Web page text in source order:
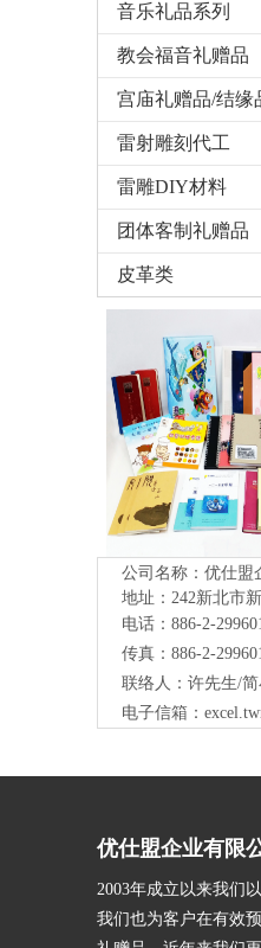
音乐礼品系列
教会福音礼赠品
宫庙礼赠品/结缘
雷射雕刻代工
雷雕DIY材料
团体客制礼赠品
皮革类
公司名称：优仕盟
地址：242新北市
电话：886-2-
传真：886-2-
联络人：许先生/简
电子信箱：
优仕盟企业有限
2003年成立以来我们
我们也为客户在有效